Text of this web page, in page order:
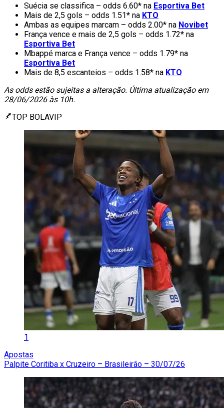
Suécia se classifica – odds 6.60* na Esportiva Bet
Mais de 2,5 gols – odds 1.51* na KTO
Ambas as equipes marcam – odds 2.00* na Novibet
França vence e mais de 2,5 gols – odds 1.72* na
Esportiva Bet
Mbappé marca e França vence – odds 1.79* na
Esportiva Bet
Mais de 8,5 escanteios – odds 1.58* na KTO
As odds estão sujeitas a alteração. Última atualização em
28/06/2026 às 10h.
TOP BOLAVIP
1
Apostas
Palpite Coritiba x Cruzeiro – Brasileirão – 30/07/26